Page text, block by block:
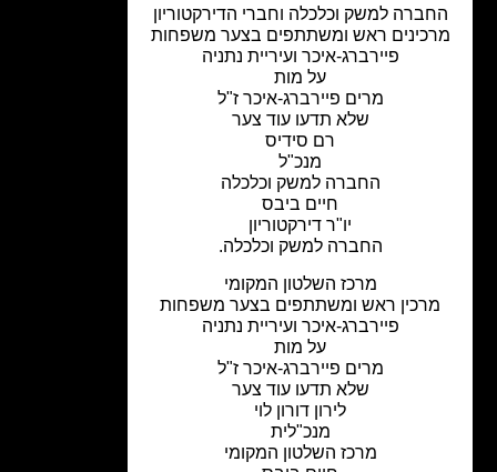
למשק וכלכלה וחברי הדירקטוריון
ראש ומשתתפים בצער משפחות
פיירברג-איכר ועיריית נתניה
מרים פיירברג-איכר ז"ל
שלא תדעו עוד צער
רם סידיס
החברה למשק וכלכלה
חיים ביבס
יו"ר דירקטוריון
החברה למשק וכלכלה.
מרכז השלטון המקומי
ראש ומשתתפים בצער משפחות
פיירברג-איכר ועיריית נתניה
מרים פיירברג-איכר ז"ל
שלא תדעו עוד צער
לירון דורון לוי
מנכ"לית
מרכז השלטון המקומי